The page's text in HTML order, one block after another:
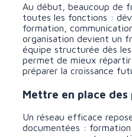
Au début, beaucoup de
toutes les fonctions :
formation,
organisation devient un
équipe structurée dès
permet de mieux
préparer la croissance
Mettre en place des
Un réseau efficace
documentées : formation